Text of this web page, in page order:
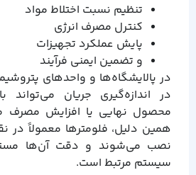
تنظیم نسبت اختلاط مواد
کنترل مصرف انرژی
پایش عملکرد تجهیزات
و تضمین ایمنی فرآیند
در پالایشگاه‌ها و واحدهای
در اندازه‌گیری جریان می‌تواند
محصول نهایی یا افزایش مصرف
همین دلیل، فلومترها معمولاً در
نصب می‌شوند و دقت آن‌ها
سیستم مرتبط است.